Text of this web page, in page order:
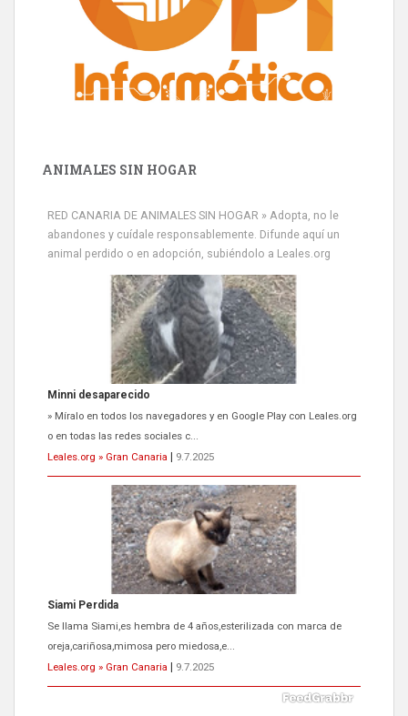
ANIMALES SIN HOGAR
RED CANARIA DE ANIMALES SIN HOGAR » Adopta, no le
abandones y cuídale responsablemente. Difunde aquí un
animal perdido o en adopción, subiéndolo a Leales.org
Siami Perdida
Se llama Siami,es hembra de 4 años,esterilizada con marca de
oreja,cariñosa,mimosa pero miedosa,e...
Leales.org » Gran Canaria | 9.7.2025
ADOPCIÓN URGENTE GATA TEROR GRAN CANARIA
El ayuntamiento se va a llevar a Los Gatos callejeros de la zona los
próximos días, ella incluida...
Leales.org » Gran Canaria | 9.7.2025